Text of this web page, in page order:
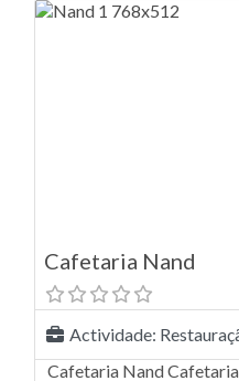
variados para a sua
Cafetaria Nand
Actividade:
Cafetaria Nand